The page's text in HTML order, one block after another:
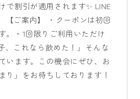
で割引が適用されます✨ LINE
ご案内】 ・クーポンは初回
。・1回限りご利用いただけ
これなら飲めた！」そんな
います。この機会にぜひ、お
り」をお待ちしております！